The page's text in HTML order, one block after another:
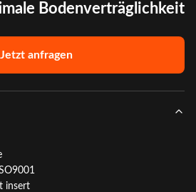
Bodenverträglichkeit
Jetzt anfragen
insert